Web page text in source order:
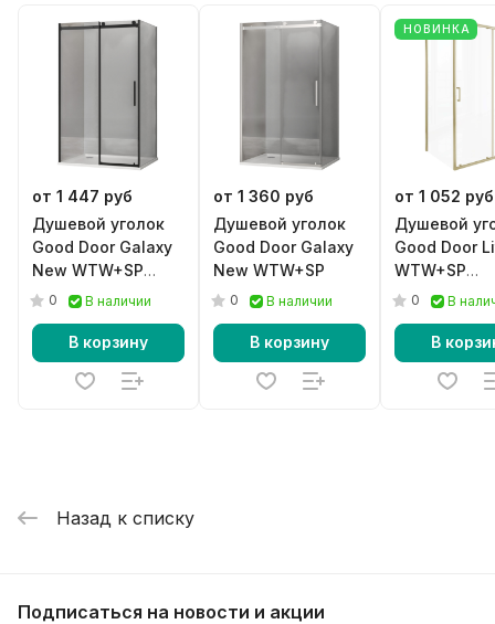
от 1 447 руб
Душевой уголок
Good Door Galaxy
New WTW+SP
Black
0 В наличии
В корзину
от 1 360 руб
Душевой уголок
Good Door Galaxy
New WTW+SP
0 В наличии
В корзину
НОВИНКА
от 1 052 руб
Душевой
Good Door
WTW+SP
0 В
В
Назад к списку
Подписаться на новости и акции